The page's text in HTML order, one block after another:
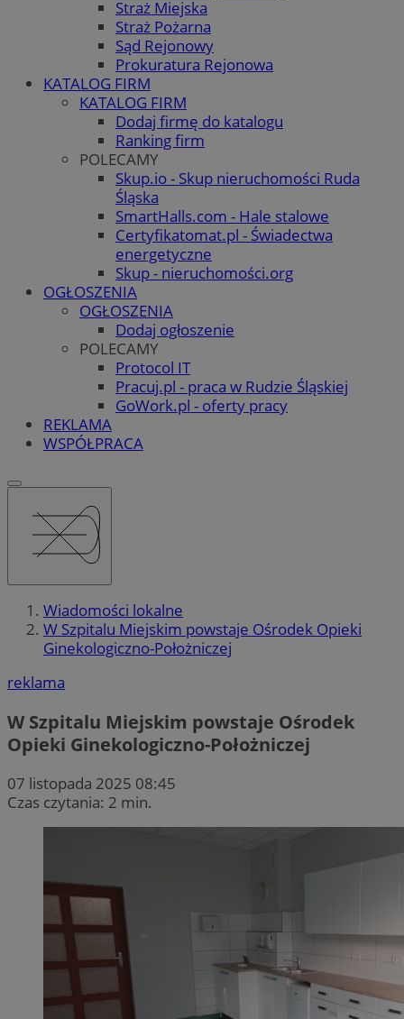
Straż Miejska
Straż Pożarna
Sąd Rejonowy
Prokuratura Rejonowa
KATALOG FIRM
KATALOG FIRM
Dodaj firmę do katalogu
Ranking firm
POLECAMY
Skup.io - Skup nieruchomości Ruda
Śląska
SmartHalls.com - Hale stalowe
Certyfikatomat.pl - Świadectwa
energetyczne
Skup - nieruchomości.org
OGŁOSZENIA
OGŁOSZENIA
Dodaj ogłoszenie
POLECAMY
Protocol IT
Pracuj.pl - praca w Rudzie Śląskiej
GoWork.pl - oferty pracy
REKLAMA
WSPÓŁPRACA
Wiadomości lokalne
W Szpitalu Miejskim powstaje Ośrodek Opieki
Ginekologiczno-Położniczej
reklama
W Szpitalu Miejskim powstaje Ośrodek
Opieki Ginekologiczno-Położniczej
07 listopada 2025 08:45
Czas czytania: 2 min.